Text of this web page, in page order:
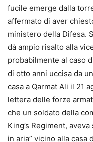
fucile emerge dalla
affermato di aver
ministero della Difesa.
dà ampio risalto alla
probabilmente al caso
di otto anni uccisa da
casa a Qarmat Ali il 21
lettera delle forze
che un soldato della
King’s Regiment,
in aria” vicino alla casa